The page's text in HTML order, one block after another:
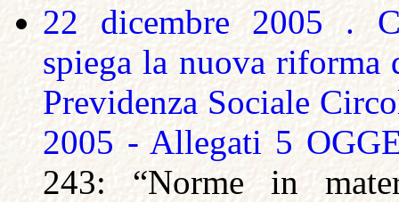
22 dicembre 2005 .
spiega la nuova riforma
Previdenza Sociale
2005 - Allegati 5
243: “Norme in